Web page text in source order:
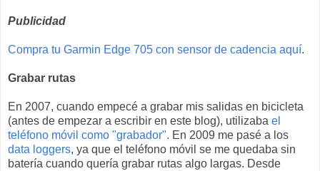
Publicidad
Compra tu Garmin Edge 705 con sensor de cadencia aquí.
Grabar rutas
En 2007, cuando empecé a grabar mis salidas en bicicleta
(antes de empezar a escribir en este blog), utilizaba el
teléfono móvil como "grabador". En 2009 me pasé a los
data loggers, ya que el teléfono móvil se me quedaba sin
batería cuando quería grabar rutas algo largas. Desde